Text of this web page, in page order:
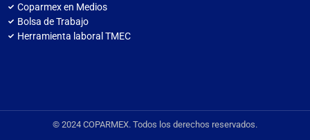
Coparmex en Medios
Bolsa de Trabajo
Herramienta laboral TMEC
© 2024 COPARMEX. Todos los derechos reservados.